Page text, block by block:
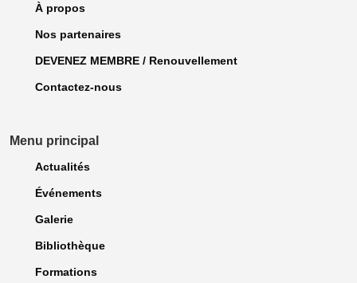
À propos
Nos partenaires
DEVENEZ MEMBRE / Renouvellement
Contactez-nous
Menu principal
Actualités
Événements
Galerie
Bibliothèque
Formations